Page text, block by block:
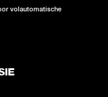
volautomatische